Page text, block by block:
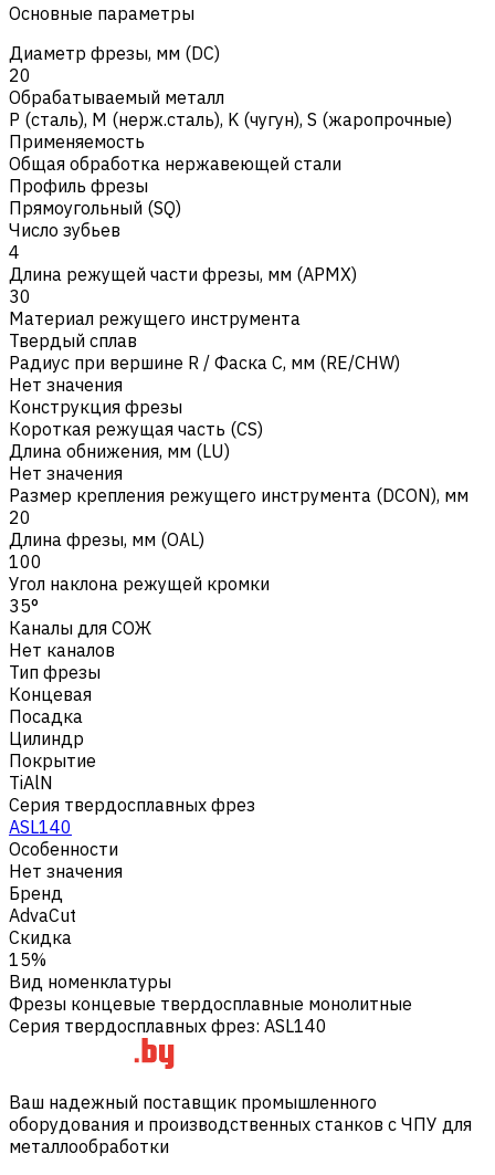
Основные параметры
Диаметр фрезы, мм (DC)
20
Обрабатываемый металл
Р (сталь), M (нерж.сталь), K (чугун), S (жаропрочные)
Применяемость
Общая обработка нержавеющей стали
Профиль фрезы
Прямоугольный (SQ)
Число зубьев
4
Длина режущей части фрезы, мм (APMX)
30
Материал режущего инструмента
Твердый сплав
Радиус при вершине R / Фаска C, мм (RE/CHW)
Нет значения
Конструкция фрезы
Короткая режущая часть (CS)
Длина обнижения, мм (LU)
Нет значения
Размер крепления режущего инструмента (DCON), мм
20
Длина фрезы, мм (OAL)
100
Угол наклона режущей кромки
35°
Каналы для СОЖ
Нет каналов
Тип фрезы
Концевая
Посадка
Цилиндр
Покрытие
TiAlN
Серия твердосплавных фрез
ASL140
Особенности
Нет значения
Бренд
AdvaCut
Скидка
15%
Вид номенклатуры
Фрезы концевые твердосплавные монолитные
Серия твердосплавных фрез: ASL140
Ваш надежный поставщик промышленного
оборудования и производственных станков с ЧПУ для
металлообработки